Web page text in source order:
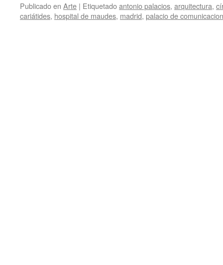
Publicado en Arte | Etiquetadoantonio palacios, arquitectura,
cariátides, hospital de maudes, madrid, palacio de